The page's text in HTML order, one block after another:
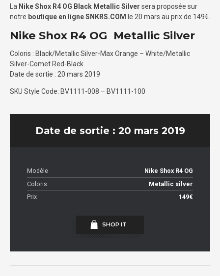
La Nike Shox R4 OG Black Metallic Silver sera proposée sur
notre boutique en ligne SNKRS.COM le 20 mars au prix de 149€.
Nike Shox R4 OG Metallic Silver
Coloris : Black/Metallic Silver-Max Orange – White/Metallic
Silver-Comet Red-Black
Date de sortie : 20 mars 2019
SKU Style Code: BV1111-008 – BV1111-100
Date de sortie : 20 mars 2019
Modèle
Nike Shox R4 OG
Coloris
Metallic silver
Prix
149€
SHOP IT